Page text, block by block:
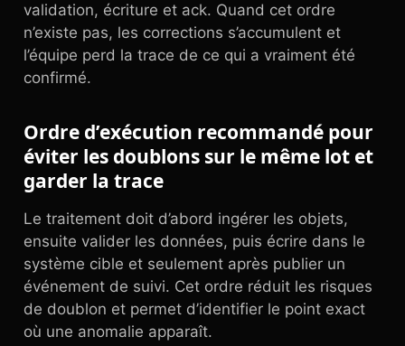
validation, écriture et ack. Quand cet ordre
n’existe pas, les corrections s’accumulent et
l’équipe perd la trace de ce qui a vraiment été
confirmé.
Ordre d’exécution recommandé pour
éviter les doublons sur le même lot et
garder la trace
Le traitement doit d’abord ingérer les objets,
ensuite valider les données, puis écrire dans le
système cible et seulement après publier un
événement de suivi. Cet ordre réduit les risques
de doublon et permet d’identifier le point exact
où une anomalie apparaît.